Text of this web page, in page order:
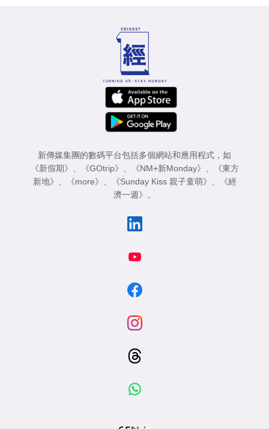
新傳媒集團的數碼平台包括多個網站和應用程式，如
《新假期》 、 《GOtrip》 、 《NM+新Monday》 、
《東方
新地》 、 《more》 、 《Sunday Kiss 親子童萌》 、
《經
濟一週》 。